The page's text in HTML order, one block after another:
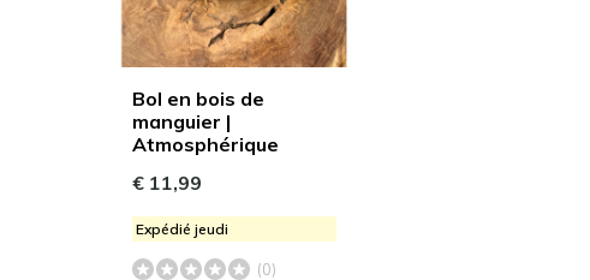
Bol en bois de
manguier |
Atmosphérique
€ 11,99
Expédié jeudi
(0)